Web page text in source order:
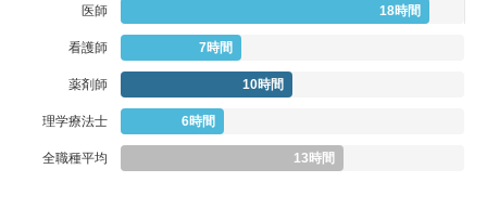
医師 18時間
看護師 7時間
薬剤師 10時間
理学療法士 6時間
全職種平均 13時間